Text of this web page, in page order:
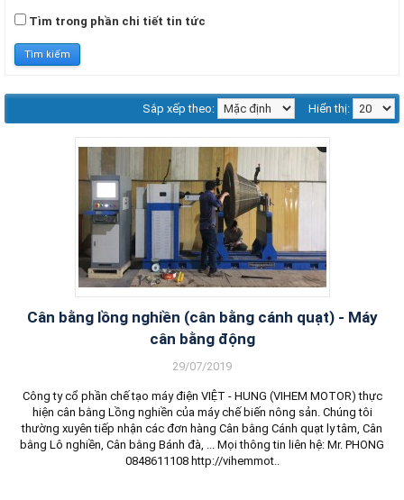
Tìm trong phần chi tiết tin tức
Hiển thị:
Sắp xếp theo:
Cân bằng lồng nghiền (cân bằng cánh quạt) - Máy
cân bằng động
29/07/2019
Công ty cổ phần chế tạo máy điện VIỆT - HUNG (VIHEM MOTOR) thực
hiện cân bằng Lồng nghiền của máy chế biến nông sản. Chúng tôi
thường xuyên tiếp nhận các đơn hàng Cân bằng Cánh quạt ly tâm, Cân
bằng Lô nghiền, Cân bằng Bánh đà, ... Mọi thông tin liên hệ: Mr. PHONG
0848611108 http://vihemmot..